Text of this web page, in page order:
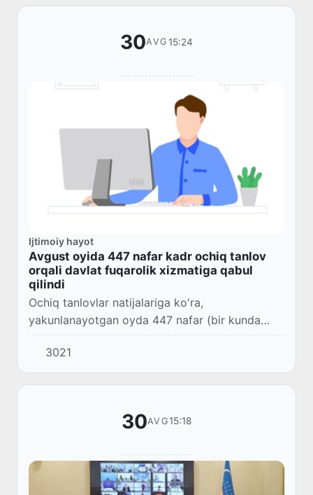
30AVG 15:24
Ijtimoiy hayot
Avgust oyida 447 nafar kadr ochiq tanlov
orqali davlat fuqarolik xizmatiga qabul
qilindi
Ochiq tanlovlar natijalariga ko'ra,
yakunlanayotgan oyda 447 nafar (bir kunda
o'rtacha 14 nafar) malakali kadr davlat fuqarolik
xizmatiga qabul qilindi.
3021
30AVG15:18